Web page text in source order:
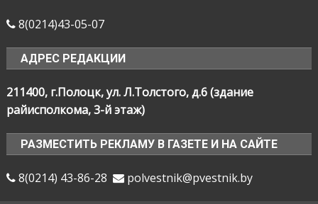
8(0214)43-05-07
АДРЕС РЕДАКЦИИ
211400, г.Полоцк, ул. Л.Толстого, д.6 (здание
райисполкома, 3-й этаж)
РАЗМЕСТИТЬ РЕКЛАМУ В ГАЗЕТЕ И НА САЙТЕ
8(0214) 43-86-28 polvestnik@pvestnik.by